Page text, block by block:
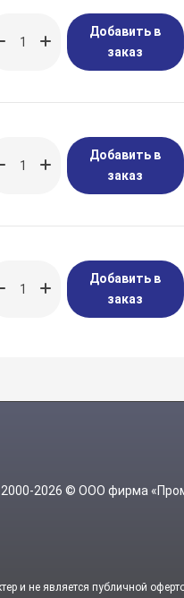
Добавить в
заказ
Добавить в
заказ
Добавить в
заказ
2000-2026 © ООО фирма
и не является публичной